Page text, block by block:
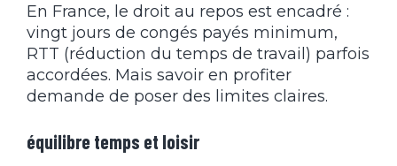
En France, le droit au repos est encadré :
vingt jours de congés payés minimum,
RTT (réduction du temps de travail) parfois
accordées. Mais savoir en profiter
demande de poser des limites claires.
équilibre temps et loisir